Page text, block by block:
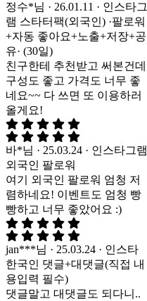
정수*님 · 26.01.11 · 인스타그
램 스타터팩(외국인) ·팔로워
+자동 좋아요+노출+저장+공
유· (30일)
친구한테 추천받고 써본건데
구성도 좋고 가격도 너무 좋
네요~~ 다 쓰면 또 이용하러
올게요!
바*님 · 25.03.24 · 인스타그램
외국인 팔로워
여기 외국인 팔로워 엄청 저
렴하네요! 이벤트도 엄청 빵
빵하고 너무 좋았어요 :)
jan***님 · 25.03.24 · 인스타
한국인 댓글+대댓글(직접 내
용입력 필수)
댓글말고 대댓글도 되다니..